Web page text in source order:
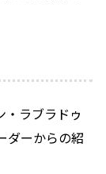
・ラブラドゥ
ダーからの紹